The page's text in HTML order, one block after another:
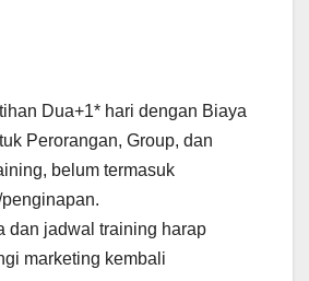
Dua+1* hari dengan Biaya
Perorangan, Group, dan
belum termasuk
dan jadwal training harap
marketing kembali